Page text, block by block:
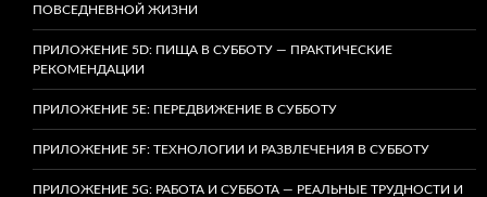
ПОВСЕДНЕВНОЙ ЖИЗНИ
ПРИЛОЖЕНИЕ 5D: ПИЩА В СУББОТУ — ПРАКТИЧЕСКИЕ
РЕКОМЕНДАЦИИ
ПРИЛОЖЕНИЕ 5E: ПЕРЕДВИЖЕНИЕ В СУББОТУ
ПРИЛОЖЕНИЕ 5F: ТЕХНОЛОГИИ И РАЗВЛЕЧЕНИЯ В СУББОТУ
ПРИЛОЖЕНИЕ 5G: РАБОТА И СУББОТА — РЕАЛЬНЫЕ ТРУДНОСТИ И